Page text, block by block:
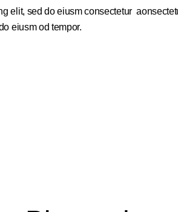
elit, sed do eiusm consectetur
eiusm od tempor.